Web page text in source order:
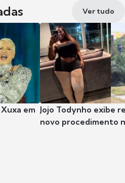
Ver tudo
em Jojo Todynho exibe
novo procedimento